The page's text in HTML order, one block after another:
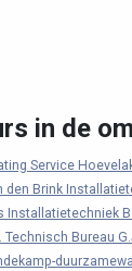
in de
Service
den Brink
Installatietechniek
Technisch Bureau